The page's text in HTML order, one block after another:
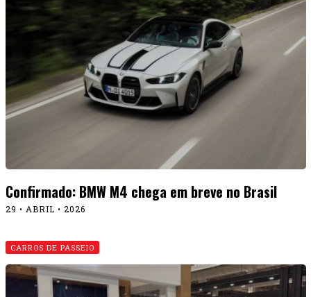
Confirmado: BMW M4 chega em breve no Brasil
29 • ABRIL • 2026
CARROS DE PASSEIO